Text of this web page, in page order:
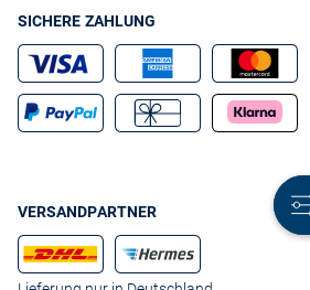
SICHERE ZAHLUNG
VERSANDPARTNER